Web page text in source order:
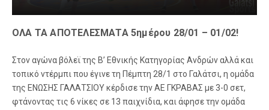
ΟΛΑ ΤΑ ΑΠΟΤΕΛΕΣΜΑΤΑ 5ημέρου 28/01 – 01/02!
Στον αγώνα βόλεϊ της Β’ Εθνικής Κατηγορίας Ανδρών αλλά και
τοπικό ντέρμπι που έγινε τη Πέμπτη 28/1 στο Γαλάτσι, η ομάδα
της ΕΝΩΣΗΣ ΓΑΛΑΤΣΙΟΥ κέρδισε την ΑΕ ΓΚΡΑΒΑΣ με 3-0 σετ,
φτάνοντας τις 6 νίκες σε 13 παιχνίδια, και άφησε την ομάδα